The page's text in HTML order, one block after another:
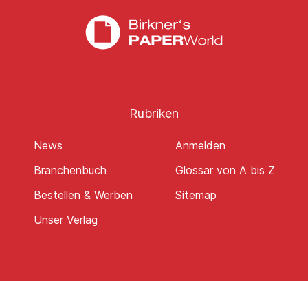
Rubriken
News
Branchenbuch
Bestellen & Werben
Unser Verlag
Anmelden
Glossar von A bis Z
Sitemap